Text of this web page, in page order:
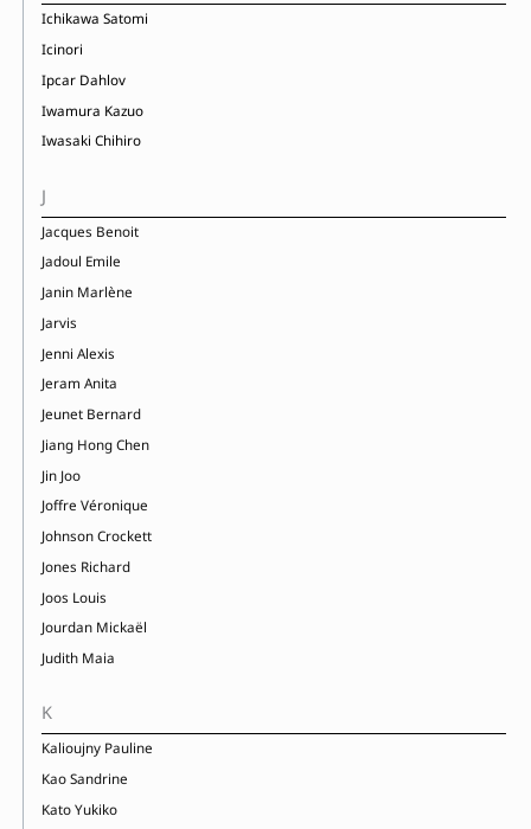
Ichikawa Satomi
Icinori
Ipcar Dahlov
Iwamura Kazuo
Iwasaki Chihiro
J
Jacques Benoit
Jadoul Emile
Janin Marlène
Jarvis
Jenni Alexis
Jeram Anita
Jeunet Bernard
Jiang Hong Chen
Jin Joo
Joffre Véronique
Johnson Crockett
Jones Richard
Joos Louis
Jourdan Mickaël
Judith Maia
K
Kalioujny Pauline
Kao Sandrine
Kato Yukiko